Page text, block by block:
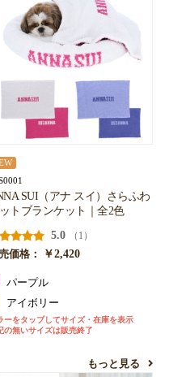
SUI（アナ スイ）さらふわ
トブランケット｜全2色
5.0
（1）
価格：
￥2,420
パープル
アイボリー
ーをタップしてサイズ・在庫を表示
の無いサイズは販売終了
もっと見る